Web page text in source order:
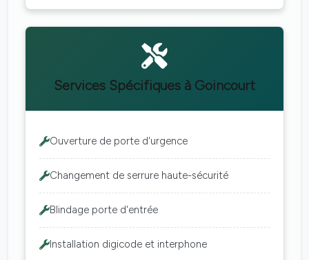
Services Spécifiques à Goincourt
Ouverture de porte d'urgence
Changement de serrure haute-sécurité
Blindage porte d'entrée
Installation digicode et interphone